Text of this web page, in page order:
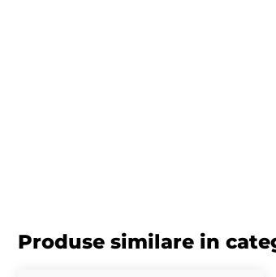
Produse similare in